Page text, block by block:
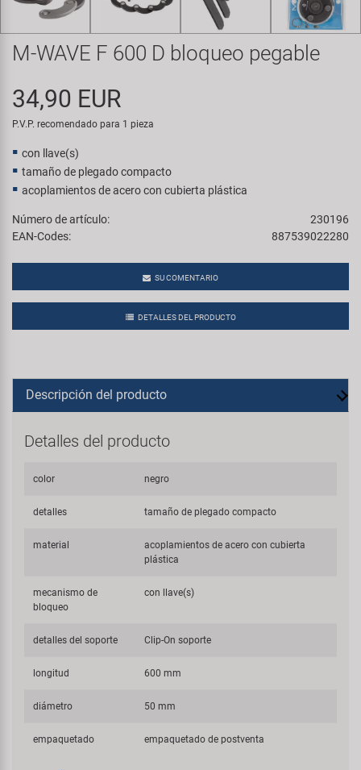
Transporte y Aparcamiento
Super B
Trail-Gator
Velo
M-WAVE F 600 D bloqueo pegable
34,90 EUR
P.V.P. recomendado para 1 pieza
con llave(s)
tamaño de plegado compacto
acoplamientos de acero con cubierta plástica
Número de artículo:
230196
EAN-Codes:
887539022280
SU COMENTARIO
DETALLES DEL PRODUCTO
Descripción del producto
Detalles del producto
color negro
detalles tamaño de plegado compacto
material
acoplamientos de acero con cubierta
plástica
mecanismo de
bloqueo
con llave(s)
detalles del soporte Clip-On soporte
longitud 600 mm
diámetro 50 mm
empaquetado empaquetado de postventa